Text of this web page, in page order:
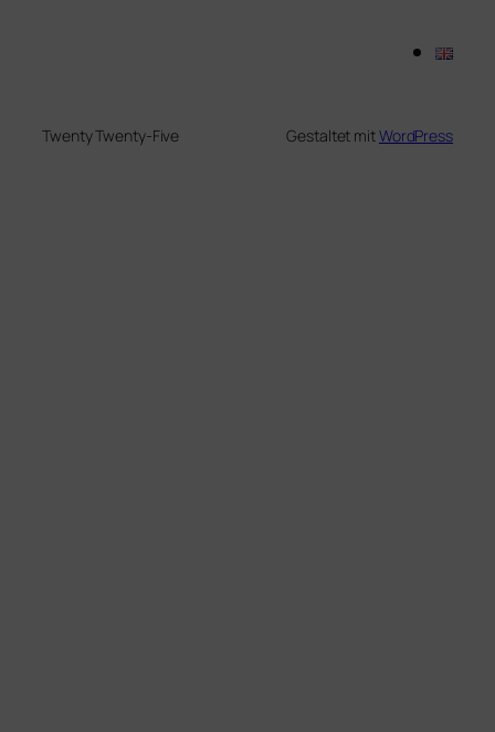
Twenty Twenty-Five Gestaltet mitWordPress